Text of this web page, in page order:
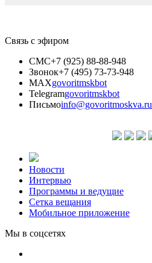
Связь с эфиром
СМС+7 (925) 88-88-948
Звонок+7 (495) 73-73-948
MAXgovoritmskbot
Telegramgovoritmskbot
Письмоinfo@govoritmoskva.ru
Новости
Интервью
Программы и ведущие
Сетка вещания
Мобильное приложение
Мы в соцсетях